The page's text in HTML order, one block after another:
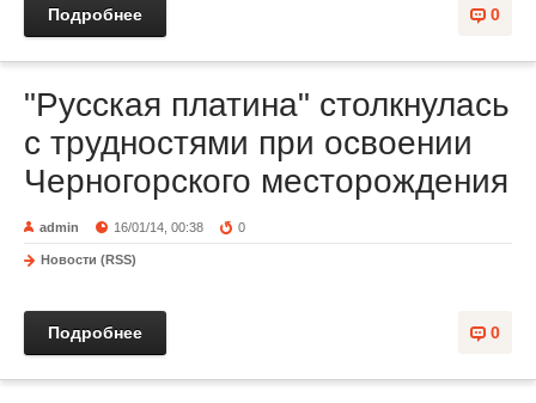
0
Подробнее
"Русская платина" столкнулась
с трудностями при освоении
Черногорского месторождения
admin 16/01/14, 00:38 0
Новости (RSS)
0
Подробнее